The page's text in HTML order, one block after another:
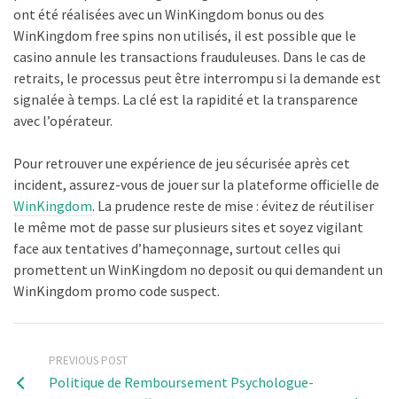
ont été réalisées avec un WinKingdom bonus ou des
WinKingdom free spins non utilisés, il est possible que le
casino annule les transactions frauduleuses. Dans le cas de
retraits, le processus peut être interrompu si la demande est
signalée à temps. La clé est la rapidité et la transparence
avec l’opérateur.
Pour retrouver une expérience de jeu sécurisée après cet
incident, assurez-vous de jouer sur la plateforme officielle de
WinKingdom. La prudence reste de mise : évitez de réutiliser
le même mot de passe sur plusieurs sites et soyez vigilant
face aux tentatives d’hameçonnage, surtout celles qui
promettent un WinKingdom no deposit ou qui demandent un
WinKingdom promo code suspect.
PREVIOUS POST
Politique de Remboursement Psychologue-